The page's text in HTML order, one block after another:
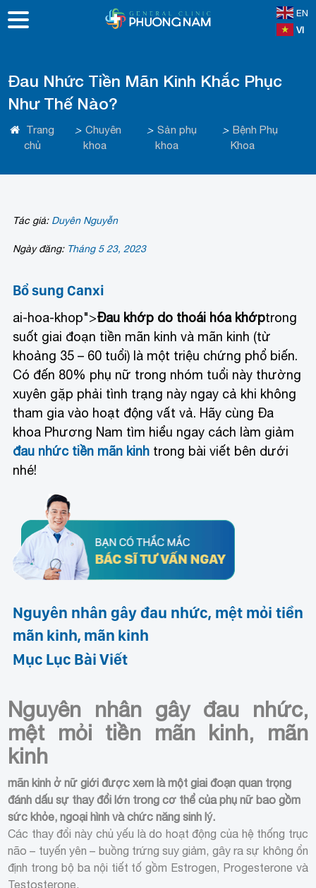
EN
VI
Đau Nhức Tiền Mãn Kinh Khắc Phục
Như Thế Nào?
Trang
chủ
> Chuyên
khoa
> Sản phụ
khoa
> Bệnh Phụ
Khoa
Tác giả: Duyên Nguyễn
Ngày đăng: Tháng 5 23, 2023
Bổ sung Canxi
ai-hoa-khop">Đau khớp do thoái hóa khớptrong
suốt giai đoạn tiền mãn kinh và mãn kinh (từ
khoảng 35 – 60 tuổi) là một triệu chứng phổ biến.
Có đến 80% phụ nữ trong nhóm tuổi này thường
xuyên gặp phải tình trạng này ngay cả khi không
tham gia vào hoạt động vất vả. Hãy cùng Đa
khoa Phương Nam tìm hiểu ngay cách làm giảm
đau nhức tiền mãn kinh trong bài viết bên dưới
nhé!
Nguyên nhân gây đau nhức, mệt mỏi tiền
mãn kinh, mãn kinh
Mục Lục Bài Viết
Nguyên nhân gây đau nhức,
mệt mỏi tiền mãn kinh, mãn
kinh
mãn kinh ở nữ giới được xem là một giai đoạn quan trọng
đánh dấu sự thay đổi lớn trong cơ thể của phụ nữ bao gồm
sức khỏe, ngoại hình và chức năngsinh lý.
Các thay đổi này chủ yếu là do hoạt động của hệ thống trục
não – tuyến yên – buồng trứng suy giảm, gây ra sự không ổn
định trong bộ ba nội tiết tố gồm Estrogen, Progesterone và
Testosterone.